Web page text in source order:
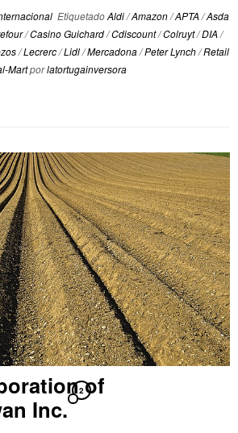
EtiquetadoAldi/Amazon/APTA /Asda
/Casino Guichard/Cdiscount/Colruyt/DIA /
/Lecrerc/Lidl/Mercadona/Peter Lynch/Retail
Martporlatortugainversora
of
Inc.
2